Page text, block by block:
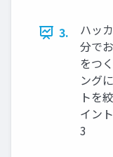
3.
ハッ
分で
をつ
ング
トを
イン
3